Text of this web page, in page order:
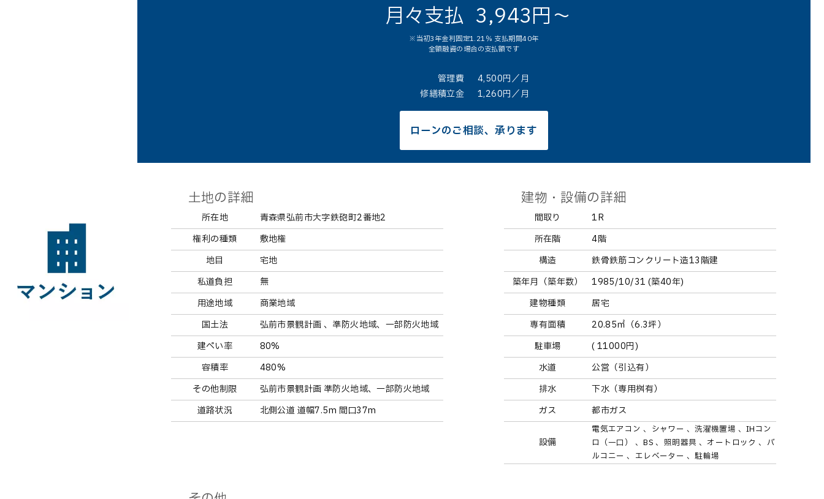
月々支払 3,943円～
※当初3年金利固定1.21％ 支払期間40年
全額融資の場合の支払額です
管理費
4,500円／月
修繕積立金
1,260円／月
ローンのご相談、承ります
土地の詳細
所在地
青森県弘前市大字鉄砲町2番地2
権利の種類
敷地権
地目
宅地
私道負担
無
用途地域
商業地域
国土法
弘前市景観計画 、準防火地域、一部防火地域
建ぺい率
80%
容積率
480%
その他制限
弘前市景観計画 準防火地域、一部防火地域
道路状況
北側公道 道幅7.5m 間口37m
建物・設備の詳細
間取り
1R
所在階
4階
構造
鉄骨鉄筋コンクリート造13階建
築年月（築年数）
1985/10/31 (築40年)
建物種類
居宅
専有面積
20.85㎡（6.3坪）
駐車場
( 11000円)
水道
公営（引込有）
排水
下水（専用桝有）
ガス
都市ガス
設備
電気エアコン シャワー 洗濯機置場
IHコン
ロ（一口）
BS 照明器具 オートロック
バ
ルコニー
エレベーター 駐輪場